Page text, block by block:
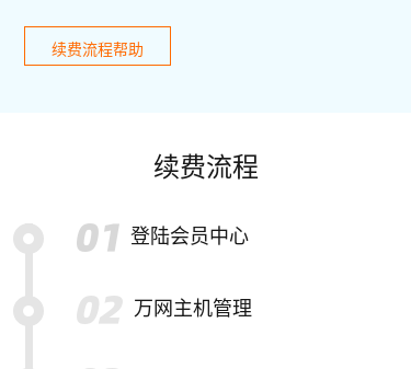
续费流程帮助
续费流程
登陆会员中心
万网主机管理